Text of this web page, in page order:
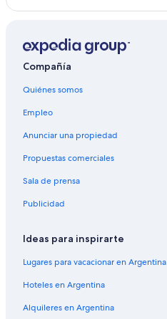
Compañía
Quiénes somos
Empleo
Anunciar una propiedad
Propuestas comerciales
Sala de prensa
Publicidad
Ideas para inspirarte
Lugares para vacacionar en Argentina
Hoteles en Argentina
Alquileres en Argentina